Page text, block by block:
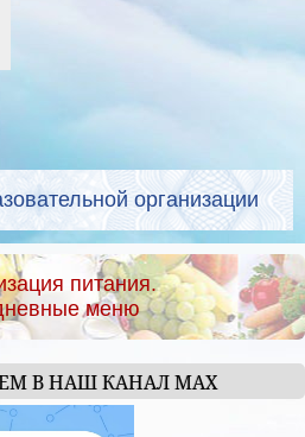
организации
питания.
меню
В НАШ КАНАЛ МАХ